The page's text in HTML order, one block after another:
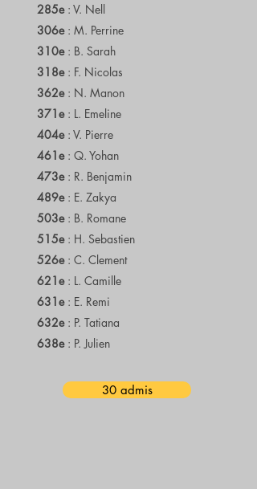
285e: V. Nell
306e: M. Perrine
310e: B. Sarah
318e: F. Nicolas
362e: N. Manon
371e: L. Emeline
404e: V. Pierre
461e: Q. Yohan
473e: R. Benjamin
489e: E. Zakya
503e: B. Romane
515e: H. Sebastien
526e: C. Clement
621e: L. Camille
631e: E. Remi
632e: P. Tatiana
638e: P. Julien
30 admis